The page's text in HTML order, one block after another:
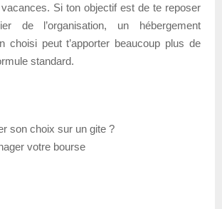
Si ton objectif est de te reposer
de l’organisation, un hébergement
choisi peut t’apporter beaucoup plus de
standard.
son choix sur un gite ?
votre bourse